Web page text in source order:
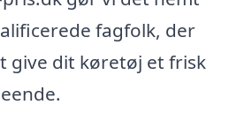
fagfolk, der
give dit køretøj et frisk